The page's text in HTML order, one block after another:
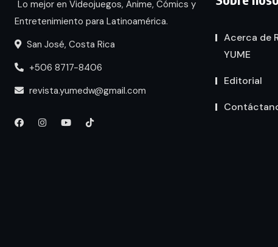
Lo mejor en Videojuegos, Anime, Cómics y
Entretenimiento para Latinoamérica.
San José, Costa Rica
+506 8717-8406
revista.yumedw@gmail.com
Acerca de
YUME
Editorial